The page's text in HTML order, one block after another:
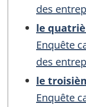
des
le
Enquête
des
le
Enquête